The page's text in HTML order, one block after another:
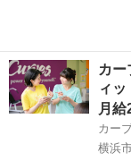
カー
ィ
月給
カー
横浜